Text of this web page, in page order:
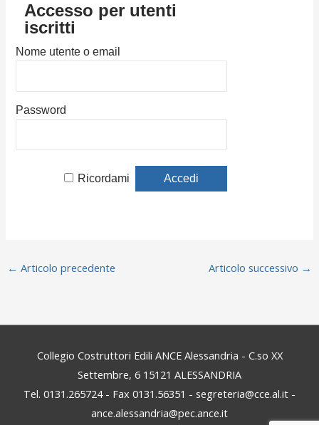
Accesso per utenti
iscritti
Nome utente o email
Password
Ricordami
← Articolo precedente Articolo successivo →
Collegio Costruttori Edili ANCE Alessandria - C.so XX
Settembre, 6 15121 ALESSANDRIA
Tel. 0131.265724 - Fax 0131.56351 - segreteria@cce.al.it -
ance.alessandria@pec.ance.it